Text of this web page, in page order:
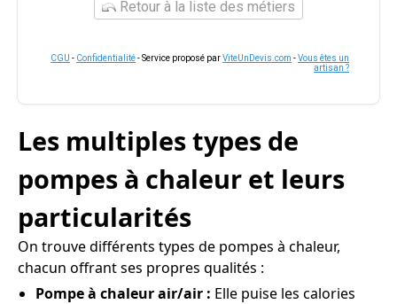
Retour à la liste des métiers
CGU - Confidentialité- Service proposé parViteUnDevis.com -Vous êtes un
artisan ?
Les multiples types de
pompes à chaleur et leurs
particularités
On trouve différents types de pompes à chaleur,
chacun offrant ses propres qualités :
Pompe à chaleur air/air : Elle puise les calories